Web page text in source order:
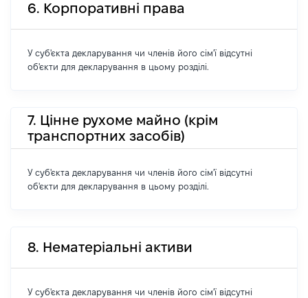
6. Корпоративні права
У суб'єкта декларування чи членів його сім'ї відсутні
об'єкти для декларування в цьому розділі.
7. Цінне рухоме майно (крім
транспортних засобів)
У суб'єкта декларування чи членів його сім'ї відсутні
об'єкти для декларування в цьому розділі.
8. Нематеріальні активи
У суб'єкта декларування чи членів його сім'ї відсутні